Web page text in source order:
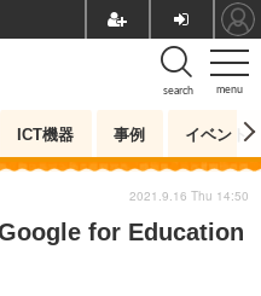
menu
search
ICT機器 事例 イベント
for Education
2021.9.16 Thu 14:50